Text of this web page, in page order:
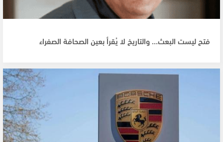
فتح ليست البعث… والتاريخ لا يُقرأ بعين الصحافة الصفراء